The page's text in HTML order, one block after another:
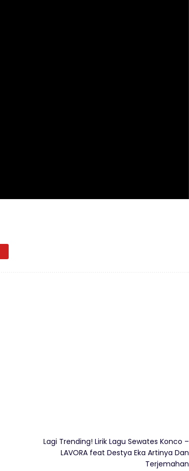
Lagi Trending! Lirik Lagu Sewates Konco –
LAVORA feat Destya Eka Artinya Dan
Terjemahan